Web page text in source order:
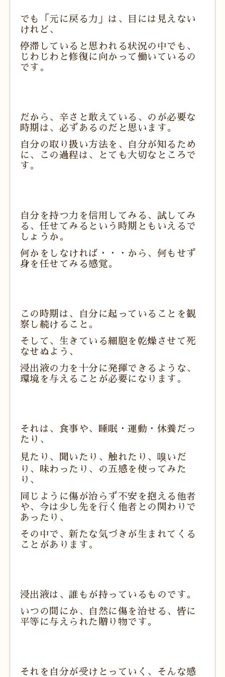
でも「元に戻る力」は、目には見えない
けれど、
停滞していると思われる状況の中でも、
じわじわと修復に向かって働いているの
です。
だから、辛さと敢えている、のが必要な
時期は、必ずあるのだと思います。
自分の取り扱い方法を、自分が知るため
に、この過程は、とても大切なところで
す。
自分を持つ力を信用してみる、試してみ
る、任せてみるという時期ともいえるで
しょうか。
何かをしなければ・・・から、何もせず
身を任せてみる感覚。
この時期は、自分に起っていることを観
察し続けること。
そして、生きている細胞を乾燥させて死
なせぬよう、
浸出液の力を十分に発揮できるような、
環境を与えることが必要になります。
それは、食事や、睡眠・運動・休養だっ
たり、
見たり、聞いたり、触れたり、嗅いだ
り、味わったり、の五感を使ってみた
り、
同じように傷が治らず不安を抱える他者
や、今は少し先を行く他者との関わりで
あったり、
その中で、新たな気づきが生まれてくる
ことがあります。
浸出液は、誰もが持っているものです。
いつの間にか、自然に傷を治せる、皆に
平等に与えられた贈り物です。
それを自分が受けとっていく、そんな感